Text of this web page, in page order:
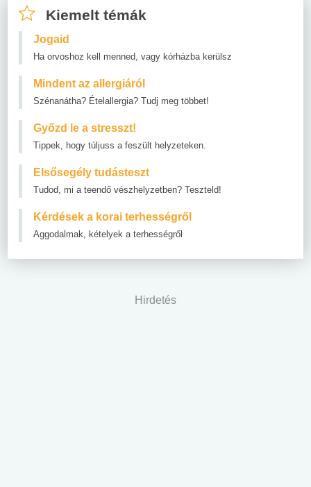
Kiemelt témák
Jogaid
Ha orvoshoz kell menned, vagy kórházba kerülsz
Mindent az allergiáról
Szénanátha? Ételallergia? Tudj meg többet!
Győzd le a stresszt!
Tippek, hogy túljuss a feszült helyzeteken.
Elsősegély tudásteszt
Tudod, mi a teendő vészhelyzetben? Teszteld!
Kérdések a korai terhességről
Aggodalmak, kételyek a terhességről
Hirdetés